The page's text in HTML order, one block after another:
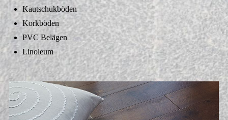
Kautschukböden
Korkböden
PVC Belägen
Linoleum